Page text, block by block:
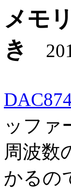
メモ
き
ッファ
周波数
かるの